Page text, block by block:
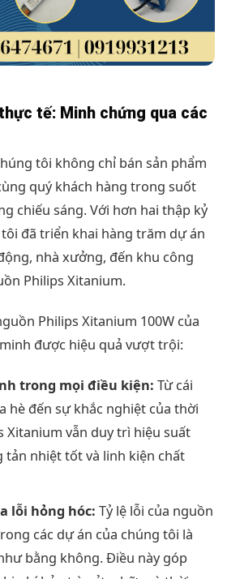
tế: Minh chứng qua các
tôi không chỉ bán sản phẩm
quý khách hàng trong suốt
chiếu sáng. Với hơn hai thập kỷ
đã triển khai hàng trăm dự án
nhà xưởng, đến khu công
Philips Xitanium.
Philips Xitanium 100W của
được hiệu quả vượt trội:
trong mọi điều kiện: Từ cái
hè đến sự khắc nghiệt của thời
Xitanium vẫn duy trì hiệu suất
tản nhiệt tốt và linh kiện chất
lỗi hỏng hóc: Tỷ lệ lỗi của nguồn
các dự án của chúng tôi là
bằng không. Điều này góp